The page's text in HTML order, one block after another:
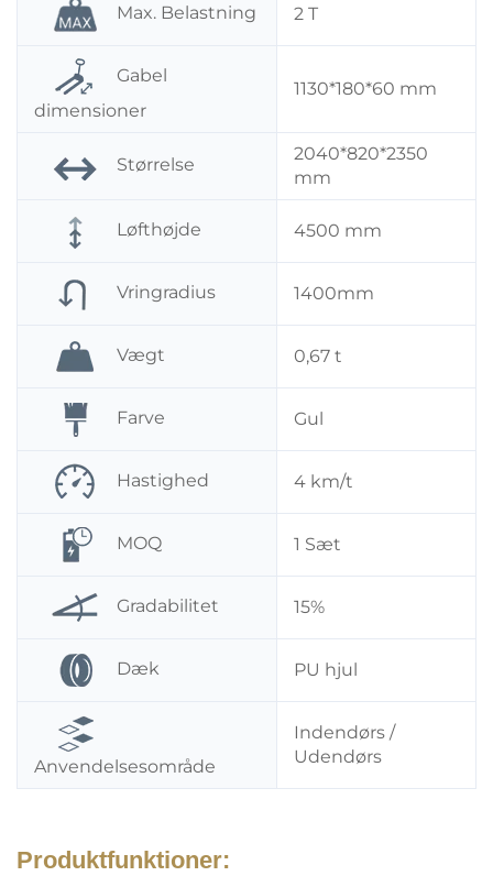
Max. Belastning 2 T
Gabel
dimensioner
1130*180*60 mm
Størrelse
2040*820*2350
mm
Løfthøjde 4500 mm
Vringradius 1400mm
Vægt 0,67 t
Farve Gul
Hastighed 4 km/t
MOQ 1 Sæt
Gradabilitet 15%
Dæk PU hjul
Anvendelsesområde
Indendørs /
Udendørs
Produktfunktioner: